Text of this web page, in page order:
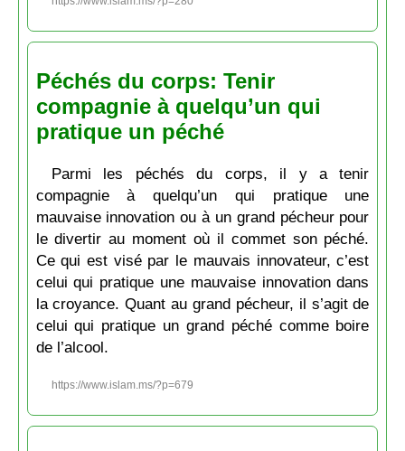
Péchés du corps: Tenir
compagnie à quelqu’un qui
pratique un péché
Parmi les péchés du corps, il y a tenir
compagnie à quelqu’un qui pratique une
mauvaise innovation ou à un grand pécheur pour
le divertir au moment où il commet son péché.
Ce qui est visé par le mauvais innovateur, c’est
celui qui pratique une mauvaise innovation dans
la croyance. Quant au grand pécheur, il s’agit de
celui qui pratique un grand péché comme boire
de l’alcool.
https://www.islam.ms/?p=679